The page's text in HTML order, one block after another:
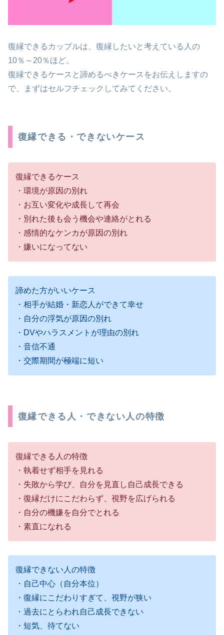
復縁できるカップルは、復縁したいと考えている人の
10％～20％ほど。
復縁できるケースと諦めるべきケースをお伝えしますの
で、まずはセルフチェックしてみてください。
復縁できる・できないケース
復縁できるケース
・環境が原因の別れ
・お互い変化や成長して再会
・別れた後も会う機会や連絡がとれる
・感情的なケンカが原因の別れ
・嫌いになってない
諦めた方がいいケース
・相手が結婚・新恋人ができて幸せ
・自分の浮気が原因の別れ
・DVやハラスメントが理由の別れ
・音信不通
・交際期間が極端に短い
復縁できる人・できない人の特徴
復縁できる人の特徴
・執着せず相手を見れる
・失敗から学び、自分を見直し自己成長できる
・復縁だけにこだわらず、視野を広げられる
・自分の機嫌を自分でとれる
・素直になれる
復縁できない人の特徴
・自己中心（自分本位）
・復縁にこだわりすぎて、視野が狭い
・過去にとらわれ自己成長できない
・短気、待てない